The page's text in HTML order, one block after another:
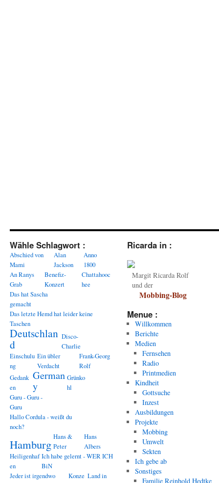
Wähle Schlagwort :
Abschied von
Mami
Alan
Jackson
Anno
1800
An Ranys
Grab
Benefiz-
Konzert
Chattahooc
hee
Das hat Sascha
gemacht
Das letzte Hemd hat leider keine
Taschen
Deutschlan
d
Disco-
Charlie
Einschulu
ng
Ein übler
Verdacht
Frank-Georg
Rolf
Gedank
en
German
y
Grünko
hl
Guru - Guru -
Guru
Hallo Cordula - weißt du
noch?
Hamburg
Hans &
Peter
Hans
Albers
Heiligenhaf
en
Ich habe gelernt - WER ICH
BiN
Jeder ist irgendwo
Konze Land in
Ricarda in :
Margit Ricarda Rolf
und der
Mobbing-Blog
Menue :
Willkommen
Berichte
Medien
Fernsehen
Radio
Printmedien
Kindheit
Gottsuche
Inzest
Ausbildungen
Projekte
Mobbing
Umwelt
Sekten
Ich gebe ab
Sonstiges
Familie Reinhold Hedtke